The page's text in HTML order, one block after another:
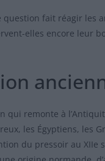
question fait réagir les
elles encore leur
qui remonte à
les Égyptiens, les
du pressoir au